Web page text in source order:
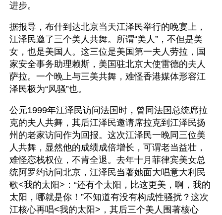
进步。
据报导，布什到达北京当天江泽民举行的晚宴上，
江泽民邀了三个美人共舞。所谓“美人”，不但是美
女，也是美国人。这三位是美国第一夫人劳拉，国
家安全事务助理赖斯，美国驻北京大使雷德的夫人
萨拉。一个晚上与三美共舞，难怪香港媒体形容江
泽民极为“风骚”也。
公元1999年江泽民访问法国时，曾同法国总统席拉
克的夫人共舞，其后江泽民邀请席拉克到江泽民扬
州的老家访问作为回报。这次江泽民一晚同三位美
人共舞，显然他的成绩成倍增长，可谓老当益壮，
难怪恋栈权位，不肯全退。去年十月菲律宾美女总
统阿罗约访问北京，江泽民当著她面大唱意大利民
歌<我的太阳>：“还有个太阳，比这更美，啊，我的
太阳，哪就是你！”不知道有没有构成性骚扰？这次
江核心再唱<我的太阳>，其后三个美人围著核心